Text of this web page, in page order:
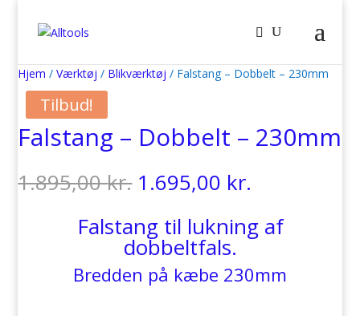
Hjem /Værktøj / Blikværktøj / Falstang – Dobbelt – 230mm
Tilbud!
Falstang – Dobbelt – 230mm
1.895,00kr. Den
oprindelige
pris
var:
1.895,00 kr..
1.695,00 kr.
pris
er:
Falstang til lukning af
dobbeltfals.
Bredden på kæbe 230mm